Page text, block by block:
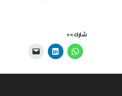
شارك>>